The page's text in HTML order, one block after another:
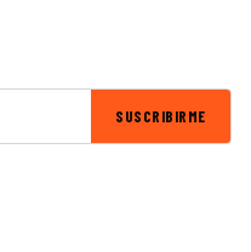
SUSCRIBIRME